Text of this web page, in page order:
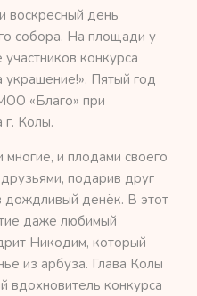
воскресный день
собора. На площади у
конкурса
Пятый год
«Благо» при
г. Колы.
и плодами своего
подарив друг
дождливый денёк. В этот
даже любимый
Никодим, который
из арбуза. Глава Колы
вдохновитель конкурса